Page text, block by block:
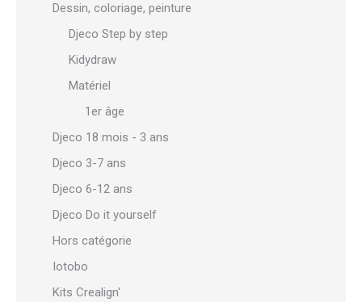
Dessin, coloriage, peinture
Djeco Step by step
Kidydraw
Matériel
1er âge
Djeco 18 mois - 3 ans
Djeco 3-7 ans
Djeco 6-12 ans
Djeco Do it yourself
Hors catégorie
Iotobo
Kits Crealign'